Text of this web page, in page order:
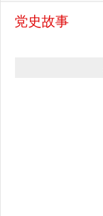
党史故事